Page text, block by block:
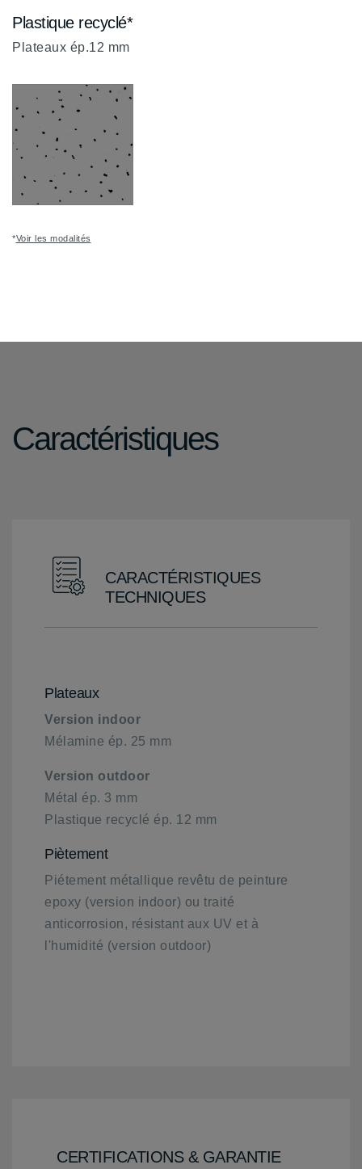
SG
Plastique recyclé*
Plateaux ép.12 mm
*Voir les modalités
Caractéristiques
CARACTÉRISTIQUES
TECHNIQUES
Plateaux
Version indoor
Mélamine ép. 25 mm
Version outdoor
Métal ép. 3 mm
Plastique recyclé ép. 12 mm
Piètement
Piétement métallique revêtu de peinture
epoxy (version indoor) ou traité
anticorrosion, résistant aux UV et à
l'humidité (version outdoor)
CERTIFICATIONS & GARANTIE